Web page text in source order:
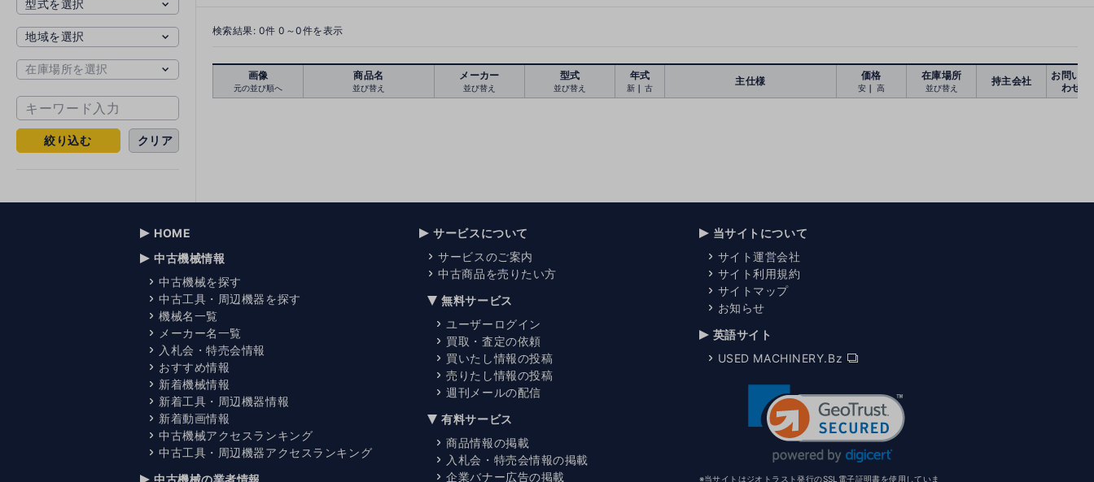
絞り込む クリア
検索結果: 0件 0～0件を表示
画像
元の並び順へ
商品名
並び替え
メーカー
並び替え
型式
並び替え
年式
新｜古
主仕様 価格
安 ｜ 高
在庫場所
並び替え
持主会社
お問い合
わせ
HOME
中古機械情報
中古機械を探す
中古工具・周辺機器を探す
機械名一覧
メーカー名一覧
入札会・特売会情報
おすすめ情報
新着機械情報
新着工具・周辺機器情報
新着動画情報
中古機械アクセスランキング
中古工具・周辺機器アクセスランキング
中古機械の業者情報
サービスについて
サービスのご案内
中古商品を売りたい方
無料サービス
ユーザーログイン
買取・査定の依頼
買いたし情報の投稿
売りたし情報の投稿
週刊メールの配信
有料サービス
商品情報の掲載
入札会・特売会情報の掲載
企業バナー広告の掲載
当サイトについて
サイト運営会社
サイト利用規約
サイトマップ
お知らせ
英語サイト
USED MACHINERY.Bz
※当サイトはジオトラスト発行のSSL電子証明書を使用していま